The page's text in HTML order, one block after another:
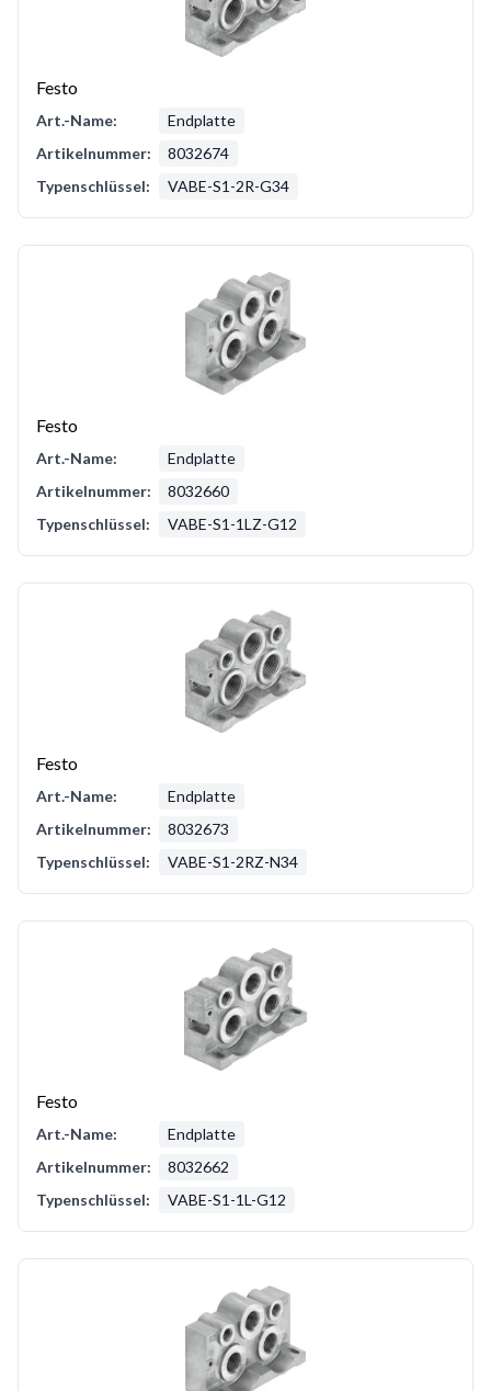
Festo
Art.-Name:
Endplatte
Artikelnummer:
8032674
Typenschlüssel:
VABE-S1-2R-G34
Festo
Art.-Name:
Endplatte
Artikelnummer:
8032660
Typenschlüssel:
VABE-S1-1LZ-G12
Festo
Art.-Name:
Endplatte
Artikelnummer:
8032673
Typenschlüssel:
VABE-S1-2RZ-N34
Festo
Art.-Name:
Endplatte
Artikelnummer:
8032662
Typenschlüssel:
VABE-S1-1L-G12